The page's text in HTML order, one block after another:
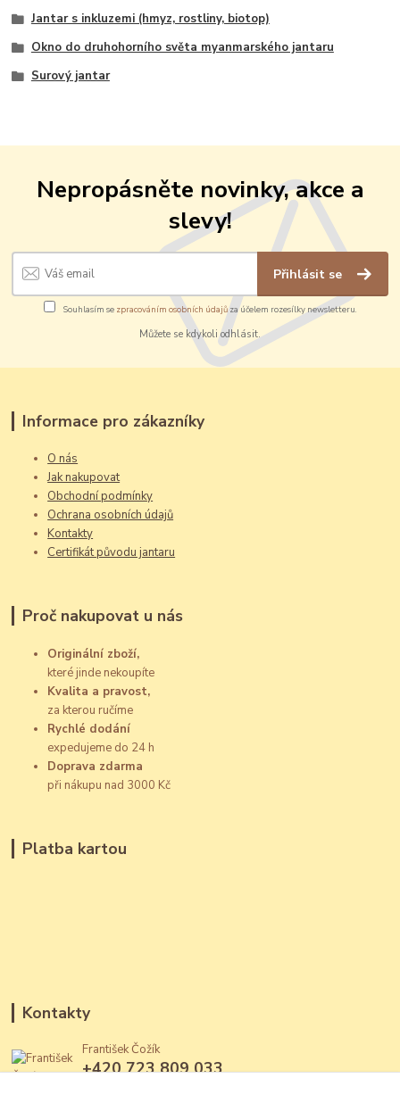
Jantar s inkluzemi (hmyz, rostliny, biotop)
Okno do druhohorního světa myanmarského jantaru
Surový jantar
Nepropásněte novinky, akce a
slevy!
Přihlásit se
Souhlasím se zpracováním osobních údajůza účelem rozesílky newsletteru.
Můžete se kdykoli odhlásit.
Informace pro zákazníky
O nás
Jak nakupovat
Obchodní podmínky
Ochrana osobních údajů
Kontakty
Certifikát původu jantaru
Proč nakupovat u nás
Originální zboží,
které jinde nekoupíte
Kvalita a pravost,
za kterou ručíme
Rychlé dodání
expedujeme do 24 h
Doprava zdarma
při nákupu nad 3000 Kč
Platba kartou
Kontakty
František Čožík
+420 723 809 033